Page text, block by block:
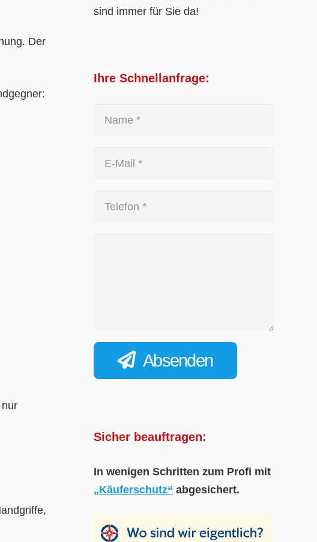
Der
sind immer für Sie da!
Ihre Schnellanfrage:
Absenden
Sicher beauftragen:
In wenigen Schritten zum Profi mit
„Käuferschutz“ abgesichert.